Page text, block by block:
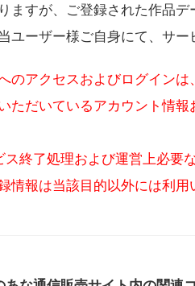
ますが、ご登録された作品
ユーザー様ご自身にて、サー
のアクセスおよびログインは
ただいているアカウント情
ス終了処理および運営上必要
情報は当該目的以外には利用